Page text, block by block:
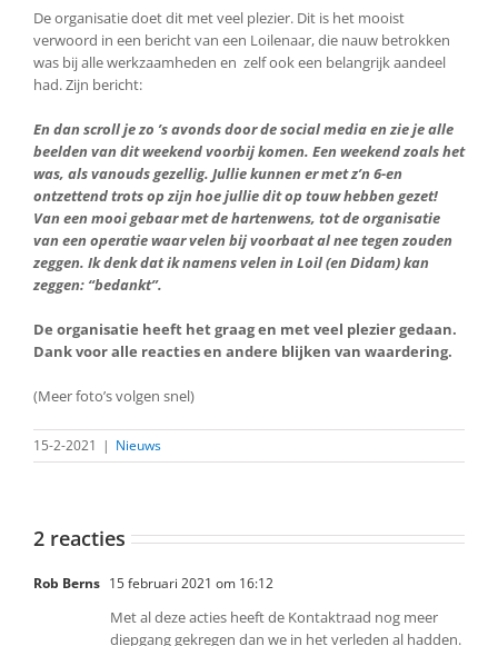
De organisatie doet dit met veel plezier. Dit is het mooist
verwoord in een bericht van een Loilenaar, die nauw betrokken
was bij alle werkzaamheden en zelf ook een belangrijk aandeel
had. Zijn bericht:
En dan scroll je zo ’s avonds door de social media en zie je alle
beelden van dit weekend voorbij komen. Een weekend zoals het
was, als vanouds gezellig. Jullie kunnen er met z’n 6-en
ontzettend trots op zijn hoe jullie dit op touw hebben gezet!
Van een mooi gebaar met de hartenwens, tot de organisatie
van een operatie waar velen bij voorbaat al nee tegen zouden
zeggen. Ik denk dat ik namens velen in Loil (en Didam) kan
zeggen: “bedankt”.
De organisatie heeft het graag en met veel plezier gedaan.
Dank voor alle reacties en andere blijken van waardering.
(Meer foto’s volgen snel)
15-2-2021 | Nieuws
2 reacties
Rob Berns 15 februari 2021 om 16:12
Met al deze acties heeft de Kontaktraad nog meer
diepgang gekregen dan we in het verleden al hadden.